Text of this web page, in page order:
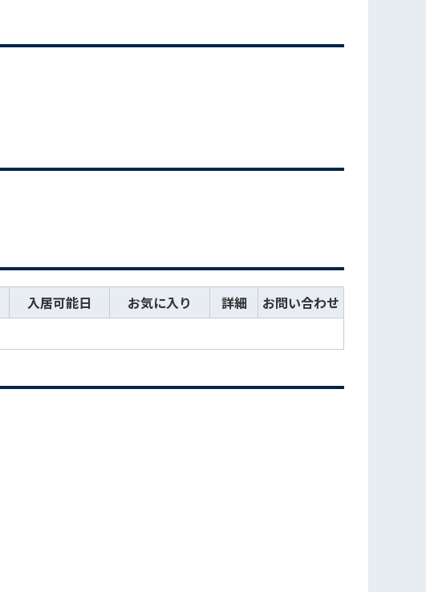
入居可能日 お気に入り 詳細
お問い合わせ